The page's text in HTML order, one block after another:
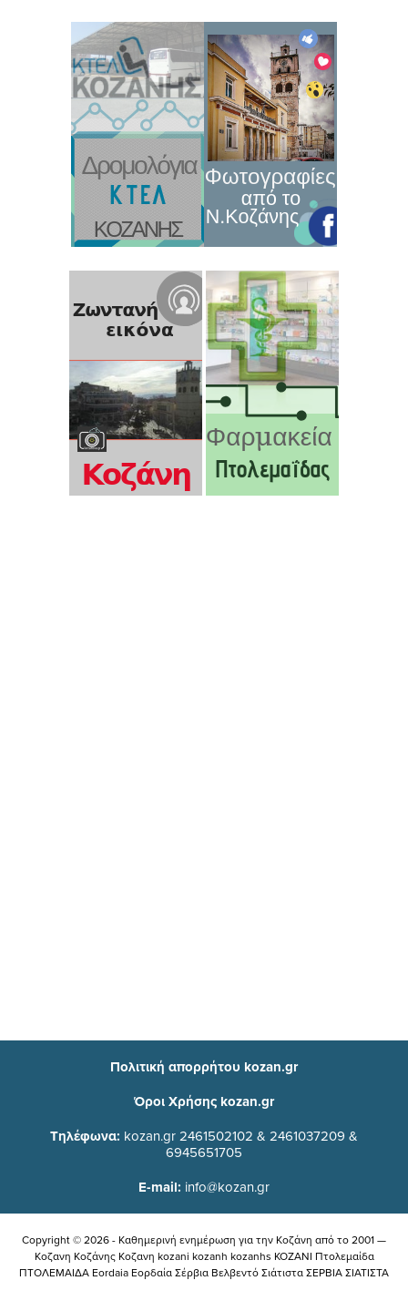
Πολιτική απορρήτου kozan.gr
Όροι Χρήσης kozan.gr
Τηλέφωνα: kozan.gr 2461502102 & 2461037209 &
6945651705
E-mail: info@kozan.gr
Copyright © 2026 - Καθημερινή ενημέρωση για την Kοζάνη από το 2001 —
Κοζανη Κοζάνης Κοζανη kozani kozanh kozanhs KOZANI Πτολεμαίδα
ΠΤΟΛΕΜΑΙΔΑ Eordaia Εορδαία Σέρβια Βελβεντό Σιάτιστα ΣΕΡΒΙΑ ΣΙΑΤΙΣΤΑ